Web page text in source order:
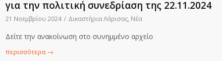
για την πολιτική συνεδρίαση της 22.11.2024
21 Νοεμβρίου 2024 / Δικαστήρια Λάρισας, Νέα
Δείτε την ανακοίνωση στο συνημμένο αρχείο
περισσότερα →